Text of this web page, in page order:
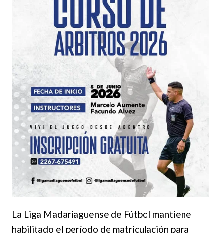
La Liga Madariaguense de Fútbol mantiene
habilitado el período de matriculación para